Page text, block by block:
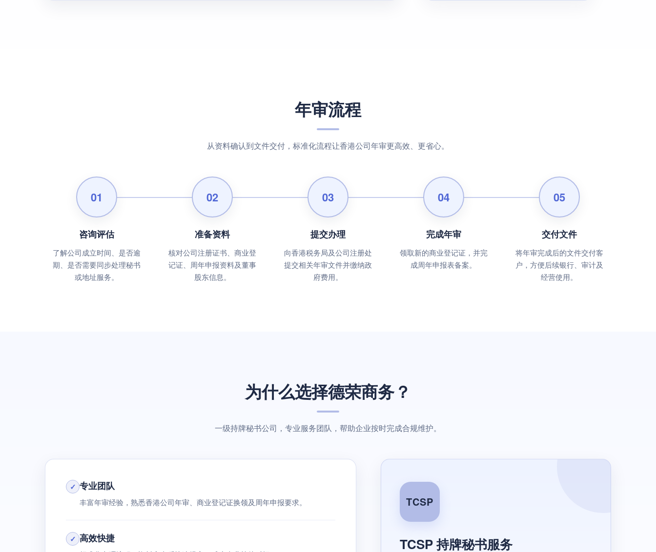
年审流程
从资料确认到文件交付，标准化流程让香港公司年审更高效、更省心。
01
咨询评估
了解公司成立时间、是否逾
期、是否需要同步处理秘书
或地址服务。
02
准备资料
核对公司注册证书、商业登
记证、周年申报资料及董事
股东信息。
03
提交办理
向香港税务局及公司注册处
提交相关年审文件并缴纳政
府费用。
04
完成年审
领取新的商业登记证，并完
成周年申报表备案。
05
交付文件
将年审完成后的文件交付客
户，方便后续银行、审计及
经营使用。
为什么选择德荣商务？
一级持牌秘书公司，专业服务团队，帮助企业按时完成合规维护。
✓ 专业团队
丰富年审经验，熟悉香港公司年审、商业登记证换领及周年申报要求。
✓ 高效快捷
TCSP
TCSP 持牌秘书服务